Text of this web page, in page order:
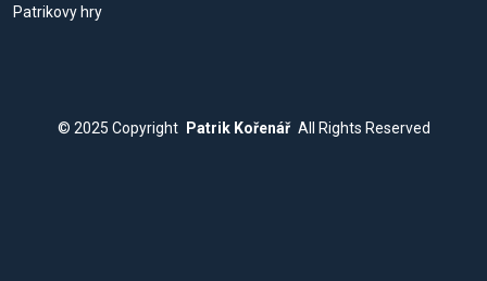
Patrikovy hry
© 2025 Copyright Patrik Kořenář All Rights Reserved